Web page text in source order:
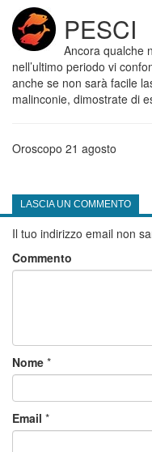
PESCI
Ancora qualche
nell’ultimo periodo vi
anche se non sarà facile
malinconie, dimostrate di
Oroscopo 21 agosto
LASCIA UN COMMENTO
Il tuo indirizzo email non
Commento
Nome *
Email *